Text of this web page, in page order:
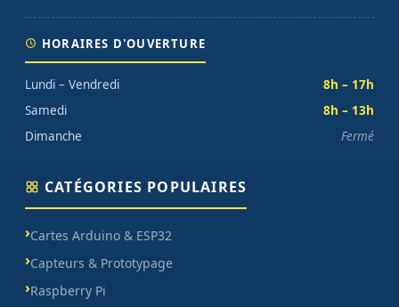
HORAIRES D'OUVERTURE
Lundi – Vendredi
8h – 17h
Samedi
8h – 13h
Dimanche
Fermé
CATÉGORIES POPULAIRES
Cartes Arduino & ESP32
Capteurs & Prototypage
Raspberry Pi